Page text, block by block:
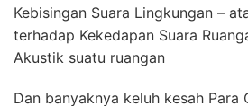
Kebisingan Suara Lingkungan –
terhadap Kekedapan Suara
Akustik suatu ruangan
Dan banyaknya keluh kesah Para